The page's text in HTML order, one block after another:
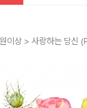
이상 > 사랑하는 당신